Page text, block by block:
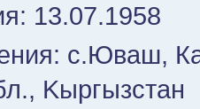
13.07.1958
с.Юваш,
Kыргызстан